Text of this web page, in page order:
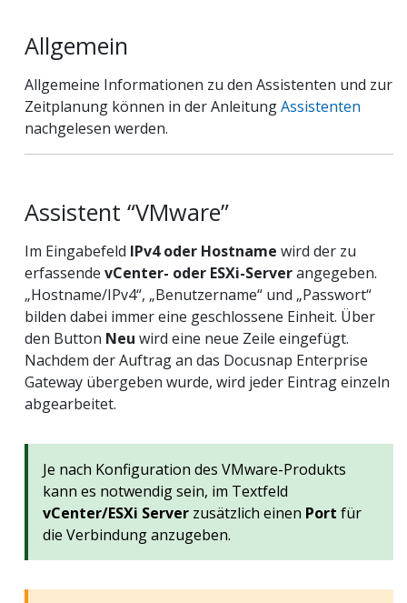
Allgemein
Allgemeine Informationen zu den Assistenten und zur
Zeitplanung können in der AnleitungAssistenten
nachgelesen werden.
Assistent “VMware”
Im Eingabefeld IPv4 oder Hostname wird der zu
erfassende vCenter- oder ESXi-Serverangegeben.
„Hostname/IPv4“, „Benutzername“ und „Passwort“
bilden dabei immer eine geschlossene Einheit. Über
den Button Neu wird eine neue Zeile eingefügt.
Nachdem der Auftrag an das Docusnap Enterprise
Gateway übergeben wurde, wird jeder Eintrag einzeln
abgearbeitet.
Je nach Konfiguration des VMware-Produkts
kann es notwendig sein, im Textfeld
vCenter/ESXi Server zusätzlich einen Port für
die Verbindung anzugeben.